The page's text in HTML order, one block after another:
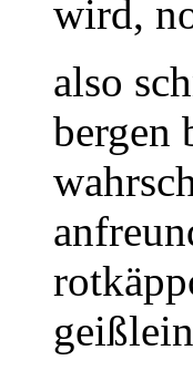
wird,
also
bergen